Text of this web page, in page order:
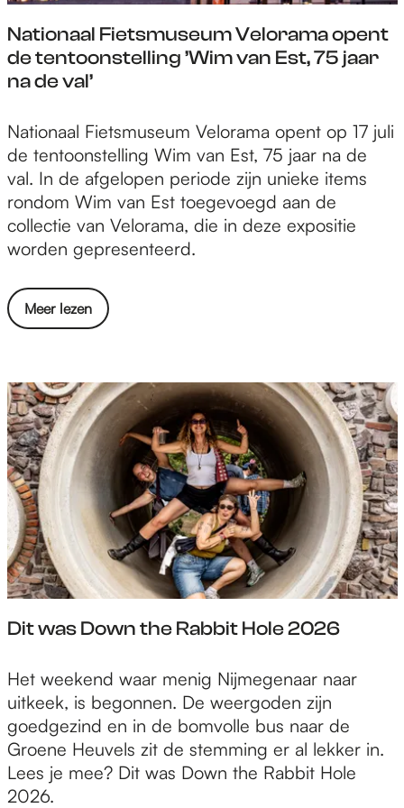
m
e
e
s
e
M
a
r
i
n
b
g
k
a
p
e
l
v
o
o
r
j
b
i
l
e
u
m
d
e
r
l
n
d
n
N
i
m
e
s
e
M
a
n
b
u
a
p
e
l
v
v
a
n
r
f
e
l
r
a
n
d
o
i
j
m
e
e
g
s
i
c
o
n
a
r
D
K
a
a
i
j
,
a
n
f
e
l
o
t
N
j
m
e
e
g
Nationaal Fietsmuseum Velorama opent
de tentoonstelling ’Wim van Est, 75 jaar
na de val’
N
a
t
i
o
n
a
l
e
t
s
m
u
s
e
u
m
V
e
o
r
a
m
a
o
Nationaal Fietsmuseum Velorama opent op 17 juli
de tentoonstelling Wim van Est, 75 jaar na de
val. In de afgelopen periode zijn unieke items
rondom Wim van Est toegevoegd aan de
collectie van Velorama, die in deze expositie
worden gepresenteerd.
Meer lezen
o
v
r
N
a
t
a
a
l
i
t
s
m
u
s
Dit was Down the Rabbit Hole 2026
D
i
t
w
a
s
Het weekend waar menig Nijmegenaar naar
uitkeek, is begonnen. De weergoden zijn
goedgezind en in de bomvolle bus naar de
Groene Heuvels zit de stemming er al lekker in.
Lees je mee? Dit was Down the Rabbit Hole
2026.